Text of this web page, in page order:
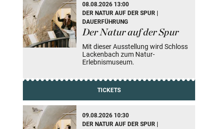
08.08.2026 13:00
DER NATUR AUF DER SPUR |
DAUERFÜHRUNG
Der Natur auf der Spur
Mit dieser Ausstellung wird Schloss
Lackenbach zum Natur-
Erlebnismuseum.
TICKETS
09.08.2026 10:30
DER NATUR AUF DER SPUR |